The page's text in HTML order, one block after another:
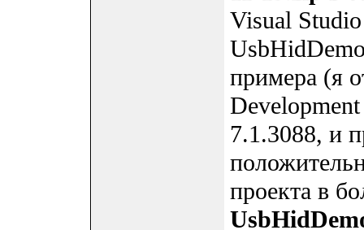
Visual
примера (я
7.1.3088, и
проекта в